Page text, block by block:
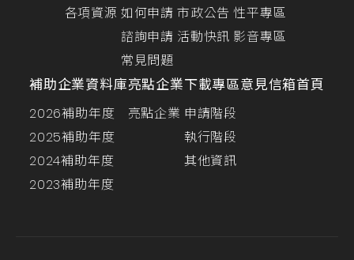
各項資源 如何申請
諮詢申請
常見問題
市政公告
活動快訊
性平專區
影音專區
補助企業資料庫
2026補助年度
2025補助年度
2024補助年度
2023補助年度
亮點企業
亮點企業
下載專區
申請階段
執行階段
其他資訊
意見信箱首頁